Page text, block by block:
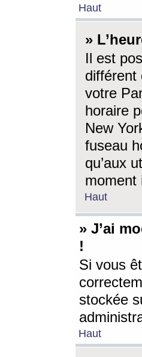
Haut
»
Il est
différent
votre
horaire
New
fuseau
qu’aux
moment
Haut
» J’ai
!
Si vous
stockée
Haut